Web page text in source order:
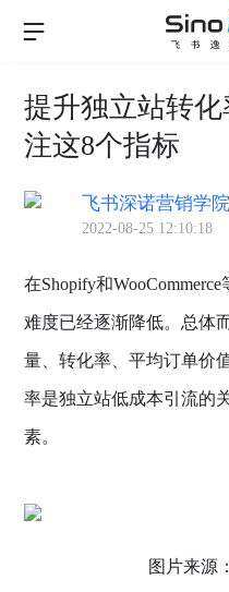
提升独立站转
注这8个指标
飞书深诺营销学院
2022-08-25 12:10:18
在Shopify和
难度已经逐渐降低。总体
量、转化率、平均订单价
率是独立站低成本引流的
素。
图片来源